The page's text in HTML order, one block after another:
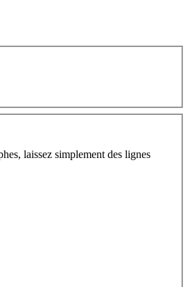
laissez simplement des lignes